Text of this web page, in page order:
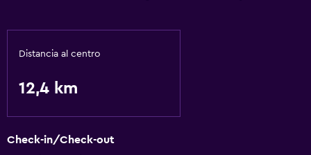
Distancia al centro
12,4 km
Check-in/Check-out